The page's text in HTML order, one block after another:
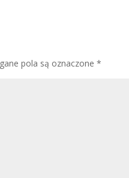
pola są oznaczone*